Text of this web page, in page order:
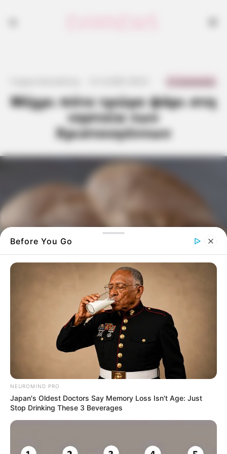
Μέχρι πότε τρώμε ψάρι στη
νηστεία των
Χριστουγέννων
Χριστουγέννων
: Είναι η δεύτερη
μεγαλύτερη περίοδος νηστείας
Η νηστεία των Χριστουγέννων αρχίζει την 15η
Νοεμβρίου και λήγει την 24η Δεκεμβρίου. Το
Σαραντάημερο, ή μικρή Σαρακοστή, όπως
Before You Go
NEUROMIND PRO
Japan's Oldest Doctors Say Memory Loss Isn't Age: Just
Stop Drinking These 3 Beverages